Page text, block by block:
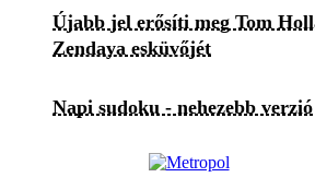
Újabb jel erősíti meg Tom
Zendaya esküvőjét
Napi sudoku - nehezebb verzió